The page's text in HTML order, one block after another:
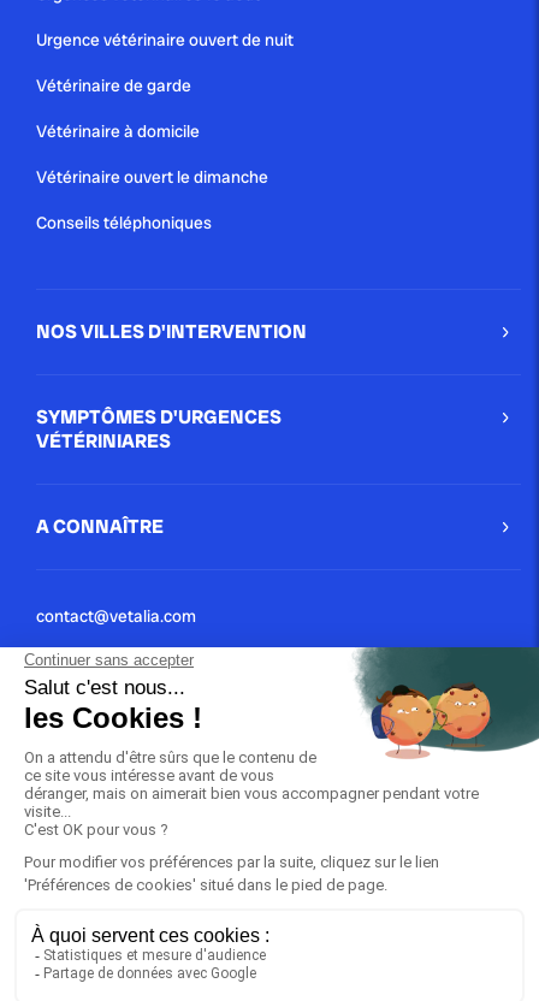
Urgence vétérinaire ouvert de nuit
Vétérinaire de garde
Vétérinaire à domicile
Vétérinaire ouvert le dimanche
Conseils téléphoniques
NOS VILLES D'INTERVENTION
SYMPTÔMES D'URGENCES
VÉTÉRINIARES
A CONNAÎTRE
contact@vetalia.com
01 40 40 01 02
Conditions Générales
Mentions Légales